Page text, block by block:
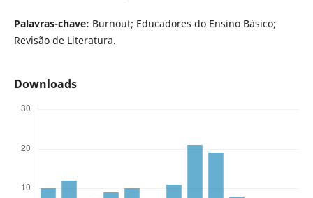
Palavras-chave: Burnout; Educadores do Ensino Básico;
Revisão de Literatura.
Downloads